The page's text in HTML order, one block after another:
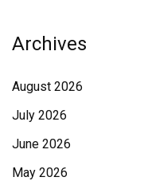
Archives
August 2026
July 2026
June 2026
May 2026